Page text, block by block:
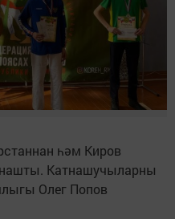
һәм Киров
Катнашучыларны
Олег Попов